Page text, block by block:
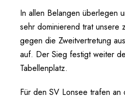
In allen Belangen überlegen
sehr dominierend trat unsere
gegen die Zweitvertretung
auf. Der Sieg festigt weiter
Tabellenplatz.
Für den SV Lonsee trafen an